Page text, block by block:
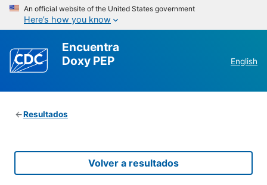
An official website of the United States government
Here’s how you know
Encuentra
Doxy PEP
English
Resultados
Volver a resultados